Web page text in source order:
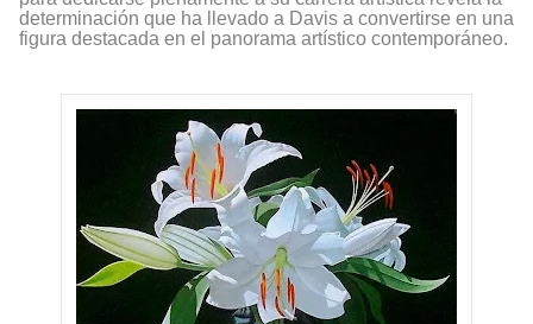
determinación que ha llevado a Davis a convertirse en una
figura destacada en el panorama artístico contemporáneo.